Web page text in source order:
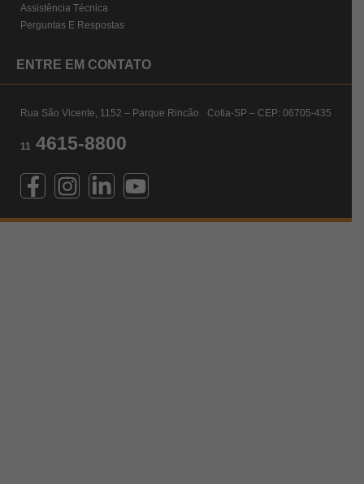
Assistência Técnica
Perguntas E Respostas
ENTRE EM CONTATO
Rua São Vicente, 1152 – Parque Rincão Cotia-SP – CEP: 06705-435
11 4615-8800